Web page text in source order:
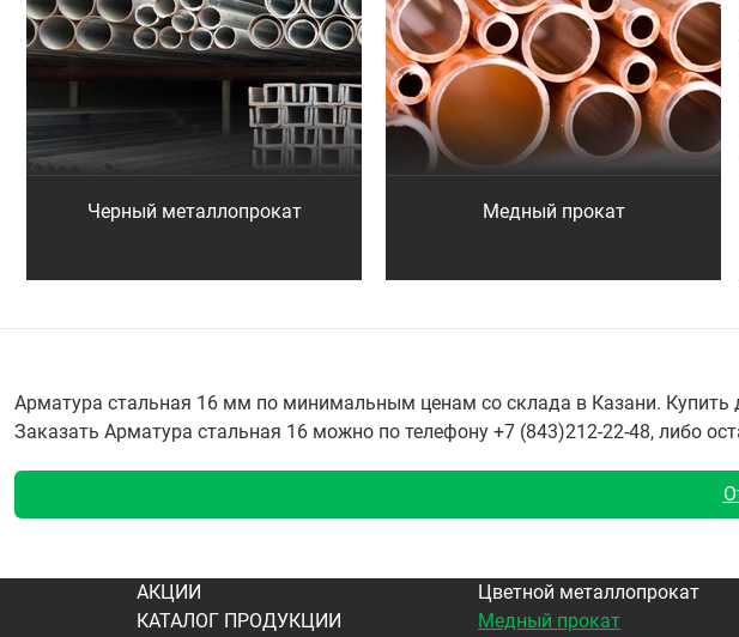
Черный металлопрокат Медный прокат
Арматура стальная 16 мм по минимальным ценам со склада в Казани.
Заказать Арматура стальная 16 можно по телефону +7 (843)212-22-48, либо
АКЦИИ
КАТАЛОГ ПРОДУКЦИИ
Цветной металлопрокат
Медный прокат